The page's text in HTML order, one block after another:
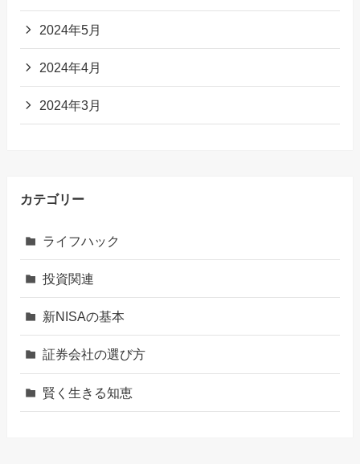
2024年5月
2024年4月
2024年3月
カテゴリー
ライフハック
投資関連
新NISAの基本
証券会社の選び方
賢く生きる知恵